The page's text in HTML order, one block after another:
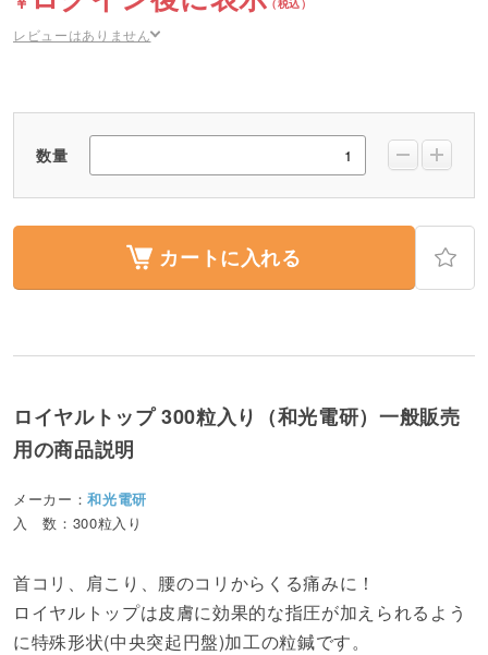
レビューはありません
数量
カートに入れる
ロイヤルトップ 300粒入り（和光電研）一般販売
用の商品説明
メーカー：和光電研
入 数：300粒入り
首コリ、肩こり、腰のコリからくる痛みに！
ロイヤルトップは皮膚に効果的な指圧が加えられるよう
に特殊形状(中央突起円盤)加工の粒鍼です。